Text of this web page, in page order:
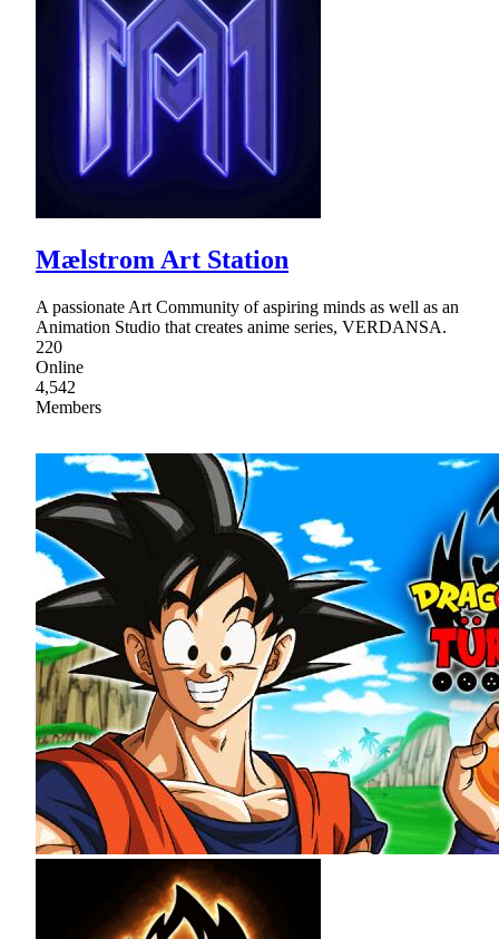
Mælstrom Art Station
A passionate Art Community of aspiring minds as well as an
Animation Studio that creates anime series, VERDANSA.
220
Online
4,542
Members